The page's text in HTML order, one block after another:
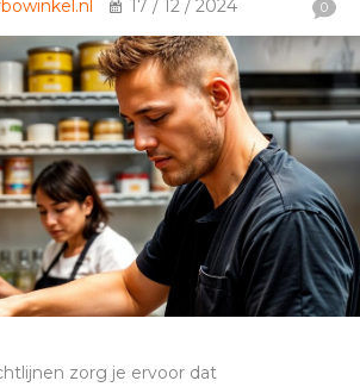
17 / 12 / 2024 0
zorg je ervoor dat